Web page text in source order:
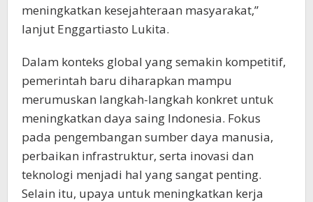
meningkatkan kesejahteraan masyarakat,”
lanjut Enggartiasto Lukita.
Dalam konteks global yang semakin kompetitif,
pemerintah baru diharapkan mampu
merumuskan langkah-langkah konkret untuk
meningkatkan daya saing Indonesia. Fokus
pada pengembangan sumber daya manusia,
perbaikan infrastruktur, serta inovasi dan
teknologi menjadi hal yang sangat penting.
Selain itu, upaya untuk meningkatkan kerja